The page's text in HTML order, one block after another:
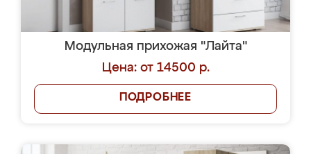
Модульная прихожая "Лайта"
Цена: от 14500 р.
ПОДРОБНЕЕ